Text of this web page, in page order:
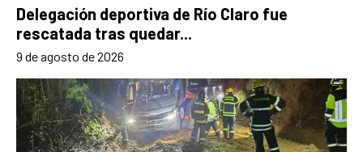
Delegación deportiva de Río Claro fue
rescatada tras quedar...
9 de agosto de 2026